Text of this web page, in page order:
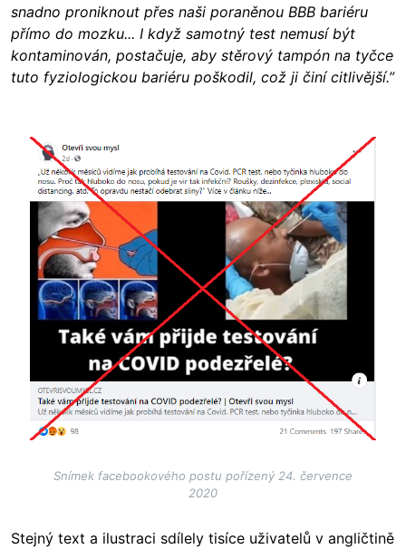
snadno proniknout přes naši poraněnou BBB bariéru
přímo do mozku... I když samotný test nemusí být
kontaminován, postačuje, aby stěrový tampón na tyčce
tuto fyziologickou bariéru poškodil, což ji činí citlivější.”
Image
Snímek facebookového postu pořízený 24. července
2020
Stejný text a ilustraci sdílely tisíce uživatelů v angličtině